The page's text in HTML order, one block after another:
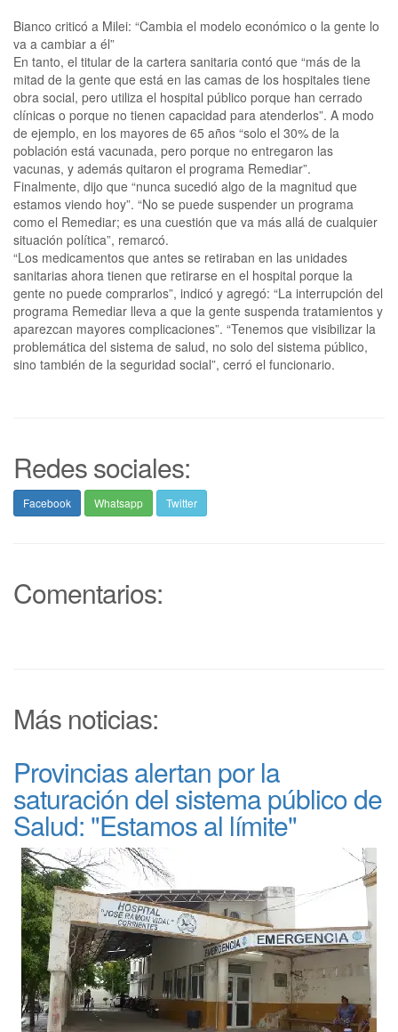
Bianco criticó a Milei: “Cambia el modelo económico o la gente lo
va a cambiar a él”
En tanto, el titular de la cartera sanitaria contó que “más de la
mitad de la gente que está en las camas de los hospitales tiene
obra social, pero utiliza el hospital público porque han cerrado
clínicas o porque no tienen capacidad para atenderlos”. A modo
de ejemplo, en los mayores de 65 años “solo el 30% de la
población está vacunada, pero porque no entregaron las
vacunas, y además quitaron el programa Remediar”.
Finalmente, dijo que “nunca sucedió algo de la magnitud que
estamos viendo hoy”. “No se puede suspender un programa
como el Remediar; es una cuestión que va más allá de cualquier
situación política”, remarcó.
“Los medicamentos que antes se retiraban en las unidades
sanitarias ahora tienen que retirarse en el hospital porque la
gente no puede comprarlos”, indicó y agregó: “La interrupción del
programa Remediar lleva a que la gente suspenda tratamientos y
aparezcan mayores complicaciones”. “Tenemos que visibilizar la
problemática del sistema de salud, no solo del sistema público,
sino también de la seguridad social”, cerró el funcionario.
Redes sociales:
Facebook Whatsapp Twitter
Comentarios:
Más noticias:
Provincias alertan por la
saturación del sistema público de
Salud: "Estamos al límite"